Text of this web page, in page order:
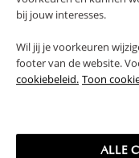
bij jouw interesses.
Wil jij je voorkeuren
footer van de website.
cookiebeleid. Toon
ALLE
INCLUSIEF STEVIGE